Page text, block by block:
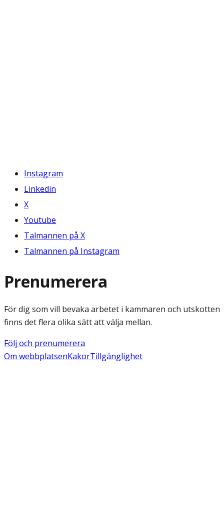
Instagram
Linkedin
X
Youtube
Talmannen på X
Talmannen på Instagram
Prenumerera
För dig som vill bevaka arbetet i kammaren och utskotten
finns det flera olika sätt att välja mellan.
Följ och prenumerera
Om webbplatsenKakorTillgänglighet